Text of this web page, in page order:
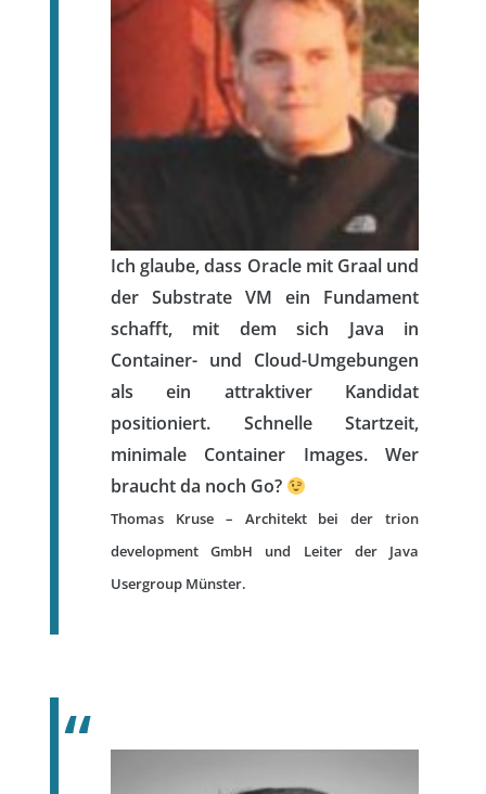
Ich glaube, dass Oracle mit Graal und
der Substrate VM ein Fundament
schafft, mit dem sich Java in
Container- und Cloud-Umgebungen
als ein attraktiver Kandidat
positioniert. Schnelle Startzeit,
minimale Container Images. Wer
braucht da noch Go?
Thomas Kruse – Architekt bei der trion
development GmbH und Leiter der Java
Usergroup Münster.